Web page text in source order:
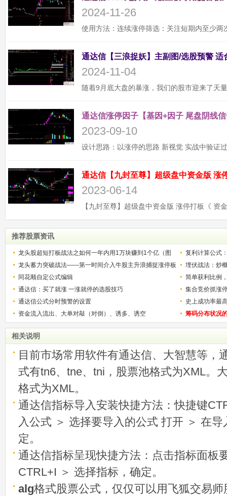
2024-11-26
2024-11-04
通达信涨停因子【基因+因子 尾盘阴线
2023-09-10
2023-06-14
推荐股票资讯
龙头股超短打板战法之如何一年内用1万块赚到1个亿（图
解）
复利计算公式
少？
龙头蓄力突破战法——第一时间介入牛股主升浪捕捉涨停板
的技巧（图解）
埋伏战法：炒
同花顺自定公式编辑
简单获利比例
用
通达信：买了就涨 一涨就停的选股技巧
集合竞价抓涨
通达信公式分时预警的设置
史上成功率最
称选股法宝！
资金流入流出、大单对敲（对倒）、诱多、诱空 筹码分布状况
相关说明
目前市场常用软件有通达信、大智慧等，
式有tn6、tne、tni，股票池格式为XML。
格式为XML。
通达信指标导入安装快捷方法：快捷键
入公式 ＞ 选择要导入的公式 打开 ＞ 在
定。
通达信指标呈现快捷方法：点击指标面板
CTRL+I ＞ 选择指标，确定。
alg格式股票公式，仅仅可以用飞狐交易